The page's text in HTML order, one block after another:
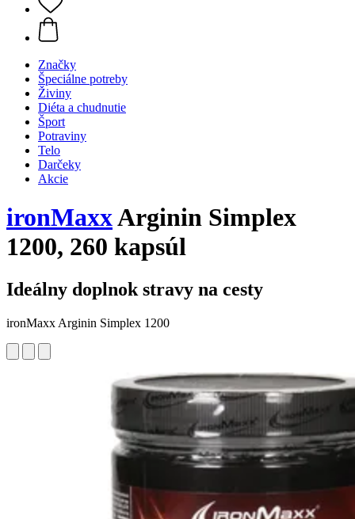
Značky
Špeciálne potreby
Živiny
Diéta a chudnutie
Šport
Potraviny
Telo
Darčeky
Akcie
ironMaxxArginin Simplex
1200, 260 kapsúl
Ideálny doplnok stravy na cesty
ironMaxx Arginin Simplex 1200